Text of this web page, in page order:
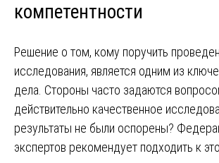
компетентности
Решение о том, кому поручить
исследования, является одним из
дела. Стороны часто задаются
действительно качественное
результаты не были оспорены?
экспертов рекомендует подходить к